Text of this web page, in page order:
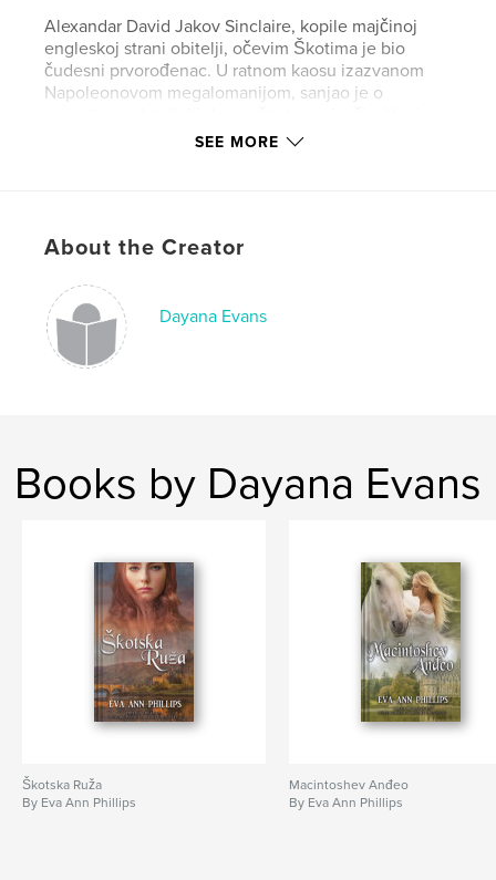
Alexandar David Jakov Sinclaire, kopile majčinoj
engleskoj strani obitelji, očevim Škotima je bio
čudesni prvorođenac. U ratnom kaosu izazvanom
Napoleonovom megalomanijom, sanjao je o
za malo mira, tišine i uživanja u lovu. Ni u najluđim
ostavljala bez daha, a sklonost upadanja u nevolje
posijala nepoželjne osjećaje koji su mu zaprijetili
potapanjem. Ona je u djetinjstvu preživjela pravi
brodolom. Pitanje je: hoće li njih dvoje kao odrasle
osobe preživjeti imaginarni?
Additional Categories Literary Fiction,Romance
Publish Date:Jan 30, 2022
LanguageUndetermined
SEE MORE
About the Creator
Dayana Evans
Books by Dayana Evans
Škotska Ruža
By Eva Ann Phillips
Macintoshev Anđeo
By Eva Ann Phillips